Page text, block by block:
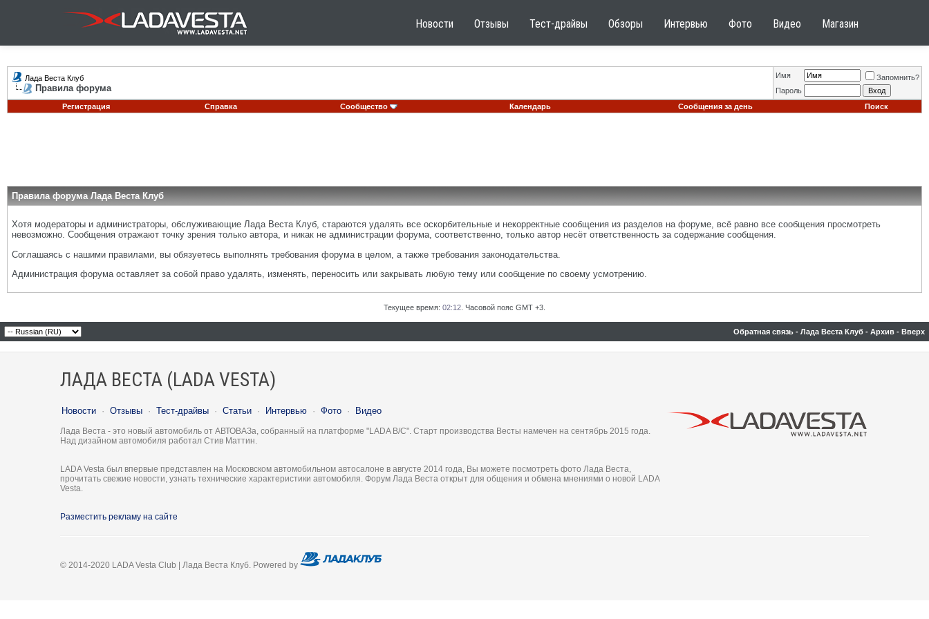
Новости Отзывы Тест-драйвы Обзоры Интервью Фото Видео Магазин
Лада Веста Клуб
Правила форума
Имя
Запомнить?
Пароль
Регистрация
Справка Сообщество Календарь Сообщения за день Поиск
Правила форума Лада Веста Клуб
Хотя модераторы и администраторы, обслуживающие Лада Веста Клуб, стараются удалять все оскорбительные и некорректные сообщения из разделов на форуме, всё равно все сообщения просмотреть
невозможно. Сообщения отражают точку зрения только автора, и никак не администрации форума, соответственно, только автор несёт ответственность за содержание сообщения.
Соглашаясь с нашими правилами, вы обязуетесь выполнять требования форума в целом, а также требования законодательства.
Администрация форума оставляет за собой право удалять, изменять, переносить или закрывать любую тему или сообщение по своему усмотрению.
Текущее время: 02:12 . Часовой пояс GMT +3.
Обратная связь - Лада Веста Клуб - Архив - Вверх
ЛАДА ВЕСТА (LADA VESTA)
Новости · Отзывы · Тест-драйвы · Статьи · Интервью · Фото · Видео
Лада Веста - это новый автомобиль от АВТОВАЗа, собранный на платформе "LADA B/C". Старт производства Весты намечен на сентябрь 2015 года.
Над дизайном автомобиля работал Стив Маттин.
LADA Vesta был впервые представлен на Московском автомобильном автосалоне в августе 2014 года, Вы можете посмотреть фото Лада Веста,
прочитать свежие новости, узнать технические характеристики автомобиля. Форум Лада Веста открыт для общения и обмена мнениями о новой LADA
Vesta.
Разместить рекламу на сайте
© 2014-2020 LADA Vesta Club | Лада Веста Клуб. Powered by